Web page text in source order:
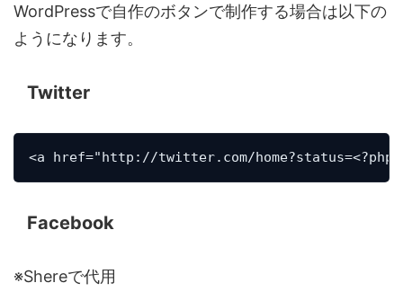
WordPressで自作のボタンで制作する場合は以下の
ようになります。
Twitter
<a href="http://twitter.com/
Facebook
※Shereで代用